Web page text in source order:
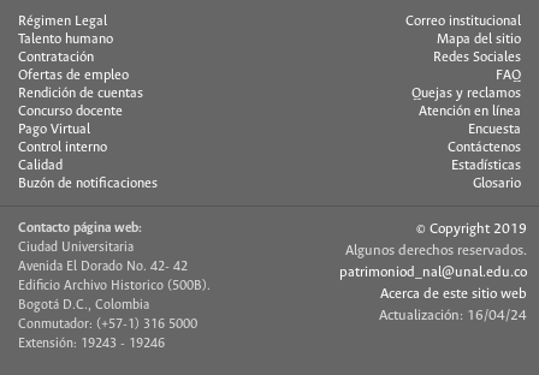
Régimen Legal
Talento humano
Contratación
Ofertas de empleo
Rendición de cuentas
Concurso docente
Pago Virtual
Control interno
Calidad
Buzón de notificaciones
Correo institucional
Mapa del sitio
Redes Sociales
FAQ
Quejas y reclamos
Atención en línea
Encuesta
Contáctenos
Estadísticas
Glosario
Contacto página web:
Ciudad Universitaria
Avenida El Dorado No. 42- 42
Edificio Archivo Historico (500B).
Bogotá D.C., Colombia
Conmutador: (+57-1) 316 5000
Extensión: 19243 - 19246
© Copyright 2019
Algunos derechos reservados.
patrimoniod_nal@unal.edu.co
Acerca de este sitio web
Actualización: 16/04/24